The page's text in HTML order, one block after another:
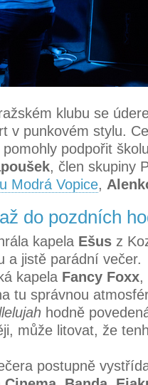
klubu se
v punkovém stylu.
podpořit
, člen skupiny
Modrá Vopice,
do pozdních
kapela Ešus z
a jistě parádní večer.
kapela Fancy Foxx,
tu správnou
hodně
může litovat, že
postupně